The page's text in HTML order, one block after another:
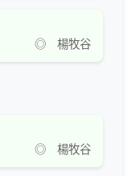
◎ 楊牧谷
◎ 楊牧谷